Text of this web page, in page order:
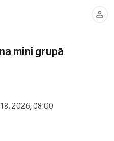
mini grupā
2026, 08:00